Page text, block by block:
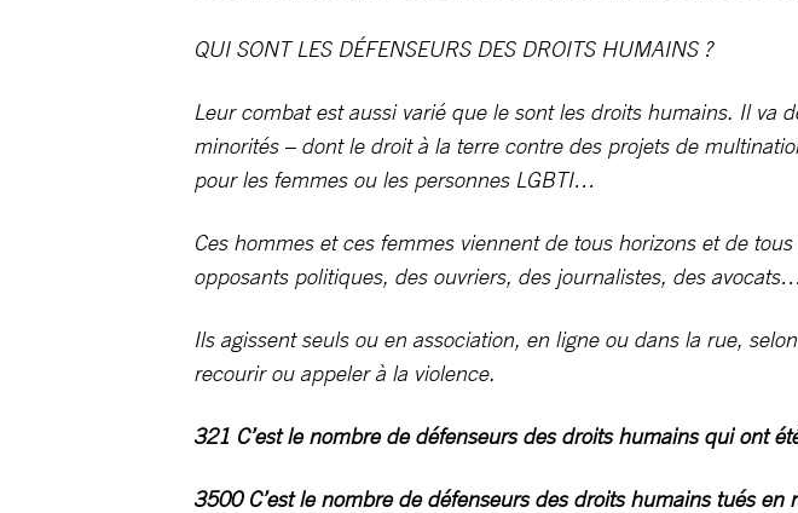
QUI SONT LES DÉFENSEURS DES DROITS HUMAINS ?
Leur combat est aussi varié que le sont les droits humains. Il va
minorités – dont le droit à la terre contre des projets de
pour les femmes ou les personnes LGBTI…
Ces hommes et ces femmes viennent de tous horizons et de
opposants politiques, des ouvriers, des journalistes, des
Ils agissent seuls ou en association, en ligne ou dans la rue,
recourir ou appeler à la violence.
321 C’est le nombre de défenseurs des droits humains qui ont
3500 C’est le nombre de défenseurs des droits humains tués